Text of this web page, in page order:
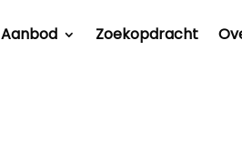
Aanbod Zoekopdracht